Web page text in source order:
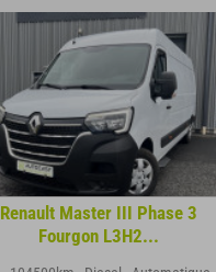
Renault Master III Phase 3
Fourgon L3H2...